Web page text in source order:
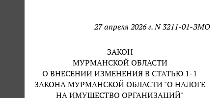
27 апреля 2026 г. N 3211-01-ЗМО
ЗАКОН
МУРМАНСКОЙ ОБЛАСТИ
О ВНЕСЕНИИ ИЗМЕНЕНИЯ В СТАТЬЮ 1-1
ЗАКОНА МУРМАНСКОЙ ОБЛАСТИ "О НАЛОГЕ
НА ИМУЩЕСТВО ОРГАНИЗАЦИЙ"